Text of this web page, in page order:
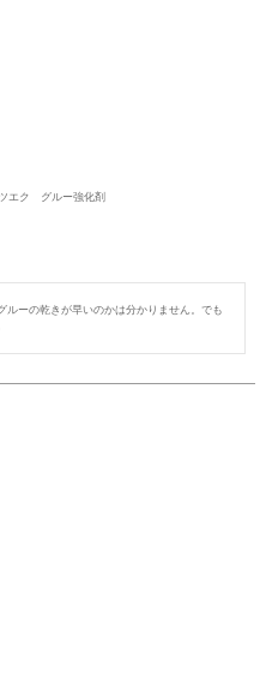
エク グルー強化剤
ルーの乾きが早いのかは分かりません。でも